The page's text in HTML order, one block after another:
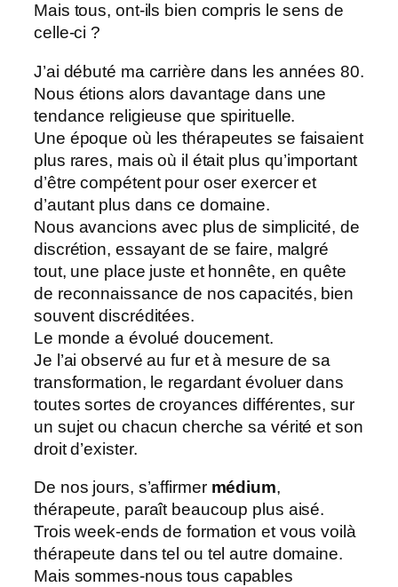
Mais tous, ont-ils bien compris le sens de
celle-ci ?
J’ai débuté ma carrière dans les années 80.
Nous étions alors davantage dans une
tendance religieuse que spirituelle.
Une époque où les thérapeutes se faisaient
plus rares, mais où il était plus qu’important
d’être compétent pour oser exercer et
d’autant plus dans ce domaine.
Nous avancions avec plus de simplicité, de
discrétion, essayant de se faire, malgré
tout, une place juste et honnête, en quête
de reconnaissance de nos capacités, bien
souvent discréditées.
Le monde a évolué doucement.
Je l’ai observé au fur et à mesure de sa
transformation, le regardant évoluer dans
toutes sortes de croyances différentes, sur
un sujet ou chacun cherche sa vérité et son
droit d’exister.
De nos jours, s’affirmer médium,
thérapeute, paraît beaucoup plus aisé.
Trois week-ends de formation et vous voilà
thérapeute dans tel ou tel autre domaine.
Mais sommes-nous tous capables